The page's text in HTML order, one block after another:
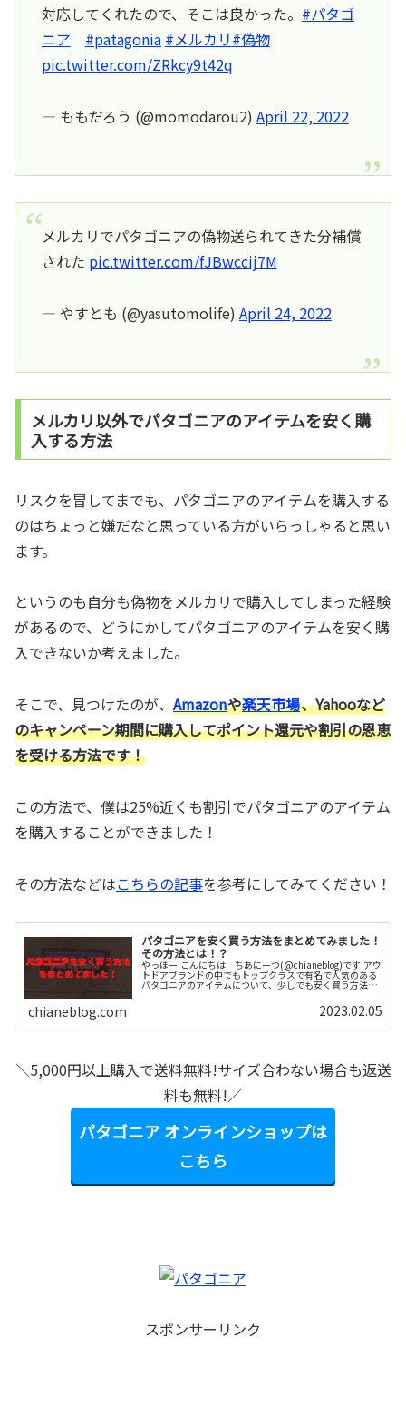
対応してくれたので、そこは良かった。 #パタゴ
ニア
#patagonia #メルカリ#偽物
pic.twitter.com/ZRkcy9t42q
— ももだろう (@momodarou2) April 22, 2022
メルカリでパタゴニアの偽物送られてきた分補償
された pic.twitter.com/fJBwccij7M
— やすとも (@yasutomolife) April 24, 2022
メルカリ以外でパタゴニアのアイテムを安く購
入する方法
リスクを冒してまでも、パタゴニアのアイテムを購入する
のはちょっと嫌だなと思っている方がいらっしゃると思い
ます。
というのも自分も偽物をメルカリで購入してしまった経験
があるので、どうにかしてパタゴニアのアイテムを安く購
入できないか考えました。
そこで、見つけたのが、 Amazonや楽天市場、Yahooなど
のキャンペーン期間に購入してポイント還元や割引の恩恵
を受ける方法です！
この方法で、僕は25%近くも割引でパタゴニアのアイテム
を購入することができました！
その方法などはこちらの記事を参考にしてみてください！
パタゴニアを安く買う方法をまとめてみました！
その方法とは！？
やっほー!こんにちは ちあにーつ(@chianeblog)です!アウ
トドアブランドの中でもトップクラスで有名で人気のある
パタゴニアのアイテムについて、少しでも安く買う方法を
chianeblog.com 2023.02.05
＼5,000円以上購入で送料無料!サイズ合わない場合も返送
料も無料!／
パタゴニア オンラインショップは
こちら
スポンサーリンク